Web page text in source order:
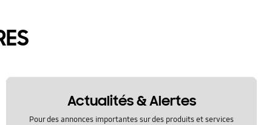
Actualités & Alertes
Pour des annonces importantes sur des produits et services